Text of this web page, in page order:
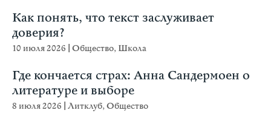
Как понять, что текст заслуживает
доверия?
10 июля 2026 Общество, Школа
Где кончается страх: Анна Сандермоен о
литературе и выборе
8 июля 2026 Литклуб,Общество